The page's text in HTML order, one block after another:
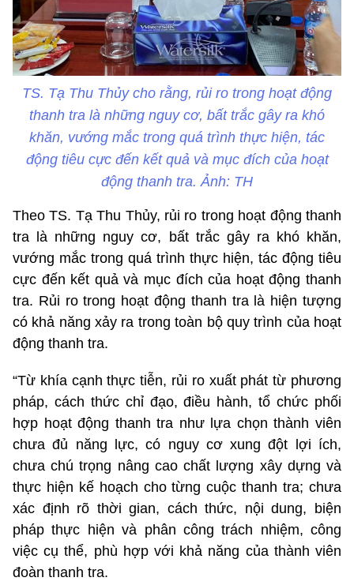
TS. Tạ Thu Thủy cho rằng, rủi ro trong hoạt động
thanh tra là những nguy cơ, bất trắc gây ra khó
khăn, vướng mắc trong quá trình thực hiện, tác
động tiêu cực đến kết quả và mục đích của hoạt
động thanh tra. Ảnh: TH
Theo TS. Tạ Thu Thủy, rủi ro trong hoạt động thanh
tra là những nguy cơ, bất trắc gây ra khó khăn,
vướng mắc trong quá trình thực hiện, tác động tiêu
cực đến kết quả và mục đích của hoạt động thanh
tra. Rủi ro trong hoạt động thanh tra là hiện tượng
có khả năng xảy ra trong toàn bộ quy trình của hoạt
động thanh tra.
“Từ khía cạnh thực tiễn, rủi ro xuất phát từ phương
pháp, cách thức chỉ đạo, điều hành, tổ chức phối
hợp hoạt động thanh tra như lựa chọn thành viên
chưa đủ năng lực, có nguy cơ xung đột lợi ích,
chưa chú trọng nâng cao chất lượng xây dựng và
thực hiện kế hoạch cho từng cuộc thanh tra; chưa
xác định rõ thời gian, cách thức, nội dung, biện
pháp thực hiện và phân công trách nhiệm, công
việc cụ thể, phù hợp với khả năng của thành viên
đoàn thanh tra.